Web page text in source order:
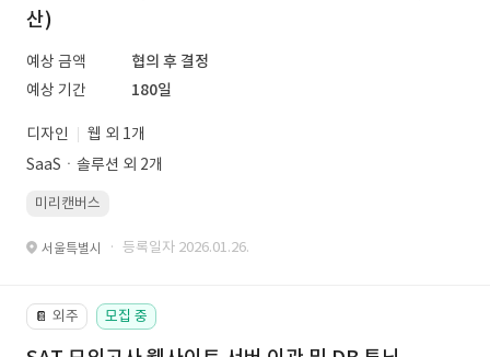
산)
예상 금액
협의 후 결정
예상 기간
180일
디자인
웹 외 1개
SaaSㆍ솔루션 외 2개
미리캔버스
서울특별시 · 등록일자 2026.01.26.
📔 외주 모집 중